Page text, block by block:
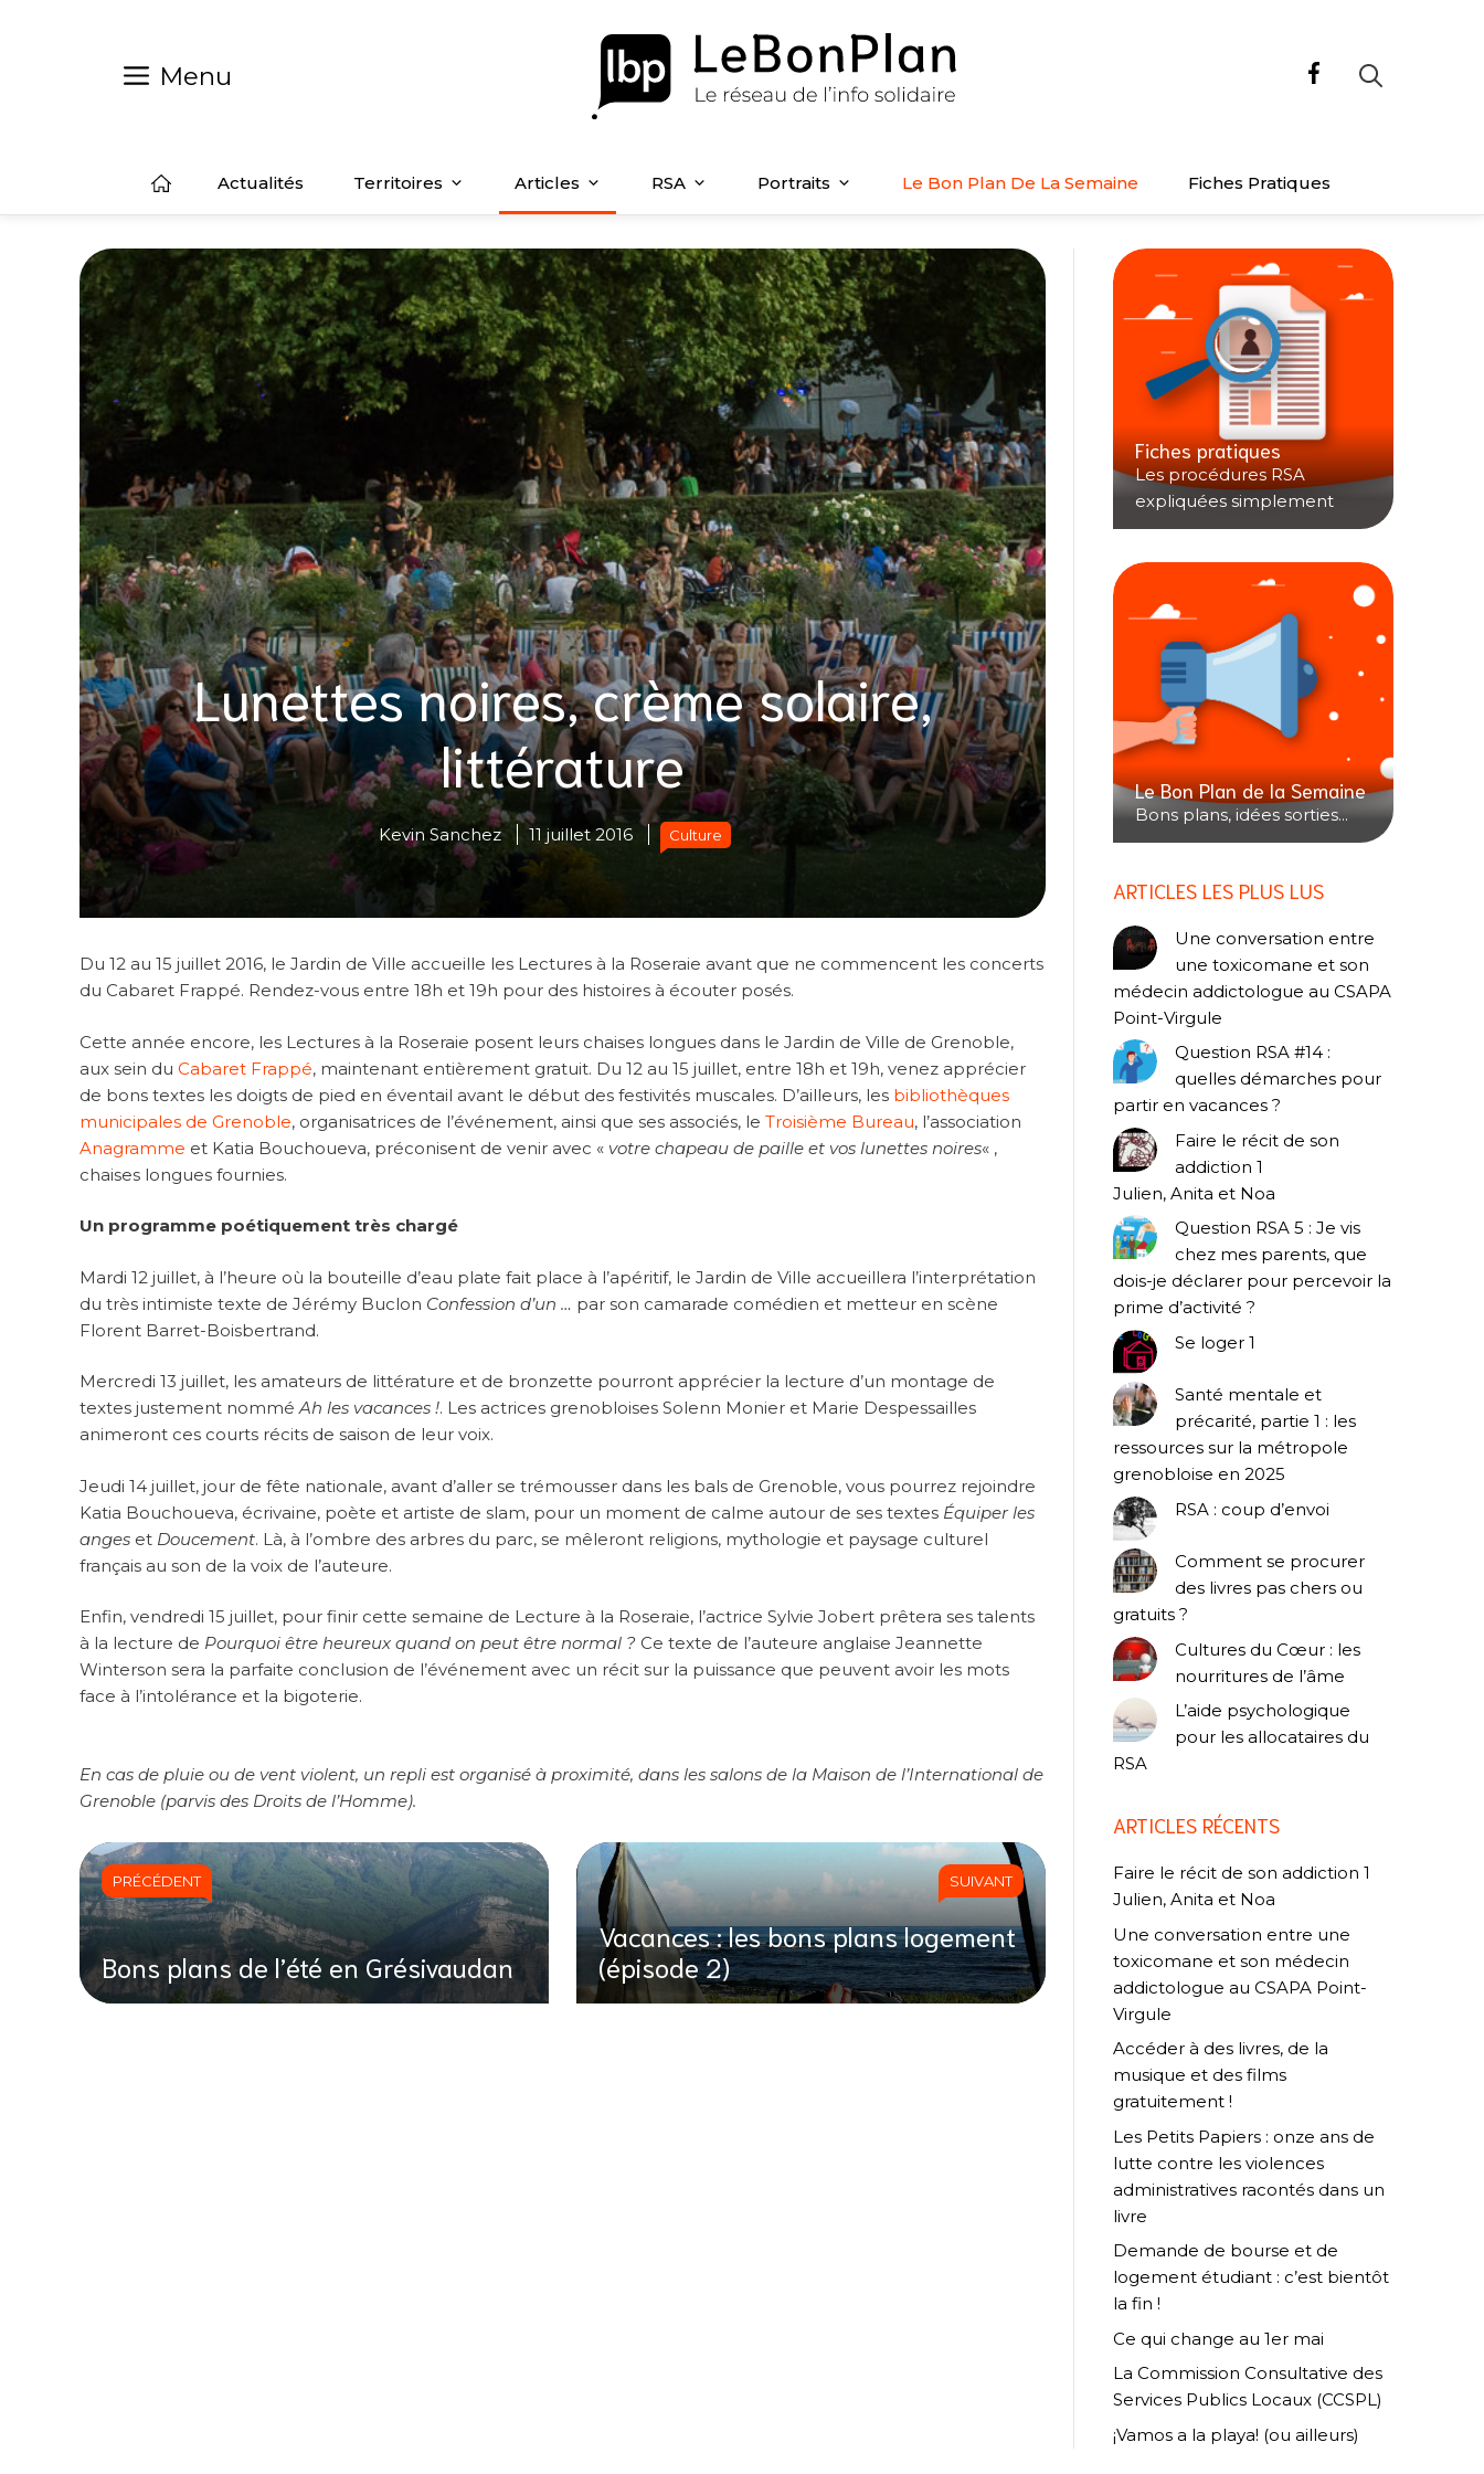
Menu
Actualités Territoires Articles RSA Portraits Le Bon Plan De La Semaine Fiches Pratiques
Lunettes noires, crème solaire,
littérature
Kevin Sanchez 11 juillet 2016 Culture
Du 12 au 15 juillet 2016, le Jardin de Ville accueille les Lectures à la Roseraie avant que ne commencent les concerts
du Cabaret Frappé. Rendez-vous entre 18h et 19h pour des histoires à écouter posés.
Cette année encore, les Lectures à la Roseraie posent leurs chaises longues dans le Jardin de Ville de Grenoble,
aux sein du Cabaret Frappé, maintenant entièrement gratuit. Du 12 au 15 juillet, entre 18h et 19h, venez apprécier
de bons textes les doigts de pied en éventail avant le début des festivités muscales. D’ailleurs, les bibliothèques
municipales de Grenoble, organisatrices de l’événement, ainsi que ses associés, le Troisième Bureau, l’association
Anagramme et Katia Bouchoueva, préconisent de venir avec « votre chapeau de paille et vos lunettes noires« ,
chaises longues fournies.
Un programme poétiquement très chargé
Mardi 12 juillet, à l’heure où la bouteille d’eau plate fait place à l’apéritif, le Jardin de Ville accueillera l’interprétation
du très intimiste texte de Jérémy Buclon Confession d’un … par son camarade comédien et metteur en scène
Florent Barret-Boisbertrand.
Mercredi 13 juillet, les amateurs de littérature et de bronzette pourront apprécier la lecture d’un montage de
textes justement nomméAh les vacances !. Les actrices grenobloises Solenn Monier et Marie Despessailles
animeront ces courts récits de saison de leur voix.
Jeudi 14 juillet, jour de fête nationale, avant d’aller se trémousser dans les bals de Grenoble, vous pourrez rejoindre
Katia Bouchoueva, écrivaine, poète et artiste de slam, pour un moment de calme autour de ses textes Équiper les
anges et Doucement. Là, à l’ombre des arbres du parc, se mêleront religions, mythologie et paysage culturel
français au son de la voix de l’auteure.
Enfin, vendredi 15 juillet, pour finir cette semaine de Lecture à la Roseraie, l’actrice Sylvie Jobert prêtera ses talents
à la lecture de Pourquoi être heureux quand on peut être normal ? Ce texte de l’auteure anglaise Jeannette
Winterson sera la parfaite conclusion de l’événement avec un récit sur la puissance que peuvent avoir les mots
face à l’intolérance et la bigoterie.
En cas de pluie ou de vent violent, un repli est organisé à proximité, dans les salons de la Maison de l’International de
Grenoble (parvis des Droits de l’Homme).
PRÉCÉDENT
Bons plans de l’été en Grésivaudan
SUIVANT
Vacances : les bons plans logement
(épisode 2)
Fiches pratiques
Les procédures RSA
expliquées simplement
Le Bon Plan de la Semaine
Bons plans, idées sorties...
ARTICLES LES PLUS LUS
Une conversation entre
une toxicomane et son
médecin addictologue au CSAPA
Point-Virgule
Question RSA #14 :
quelles démarches pour
partir en vacances ?
Faire le récit de son
addiction 1
Julien, Anita et Noa
Question RSA 5 : Je vis
chez mes parents, que
dois-je déclarer pour percevoir la
prime d’activité ?
Se loger 1
Santé mentale et
précarité, partie 1 : les
ressources sur la métropole
grenobloise en 2025
RSA : coup d’envoi
Comment se procurer
des livres pas chers ou
gratuits ?
Cultures du Cœur : les
nourritures de l’âme
L’aide psychologique
pour les allocataires du
RSA
ARTICLES RÉCENTS
Faire le récit de son addiction 1
Julien, Anita et Noa
Une conversation entre une
toxicomane et son médecin
addictologue au CSAPA Point-
Virgule
Accéder à des livres, de la
musique et des films
gratuitement !
Les Petits Papiers : onze ans de
lutte contre les violences
administratives racontés dans un
livre
Demande de bourse et de
logement étudiant : c’est bientôt
la fin !
Ce qui change au 1er mai
La Commission Consultative des
Services Publics Locaux (CCSPL)
¡Vamos a la playa! (ou ailleurs)